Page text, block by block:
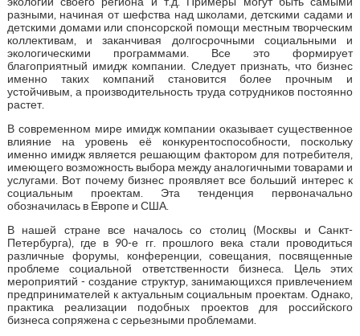
разными, начиная от шефства над школами, детскими садами и
детскими домами или спонсорской помощи местным творческим
коллективам, и заканчивая долгосрочными социальными и
экологическими программами. Все это формирует
благоприятный имидж компании. Следует признать, что бизнес
именно таких компаний становится более прочным и
устойчивым, а производительность труда сотрудников постоянно
растет.
В современном мире имидж компании оказывает существенное
влияние на уровень её конкурентоспособности, поскольку
именно имидж является решающим фактором для потребителя,
имеющего возможность выбора между аналогичными товарами и
услугами. Вот почему бизнес проявляет все больший интерес к
социальным проектам. Эта тенденция первоначально
обозначилась в Европе и США.
В нашей стране все началось со столиц (Москвы и Санкт-
Петербурга), где в 90-е гг. прошлого века стали проводиться
различные форумы, конференции, совещания, посвященные
проблеме социальной ответственности бизнеса. Цель этих
мероприятий - создание структур, занимающихся привлечением
предпринимателей к актуальным социальным проектам. Однако,
практика реализации подобных проектов для российского
бизнеса сопряжена с серьезными проблемами.